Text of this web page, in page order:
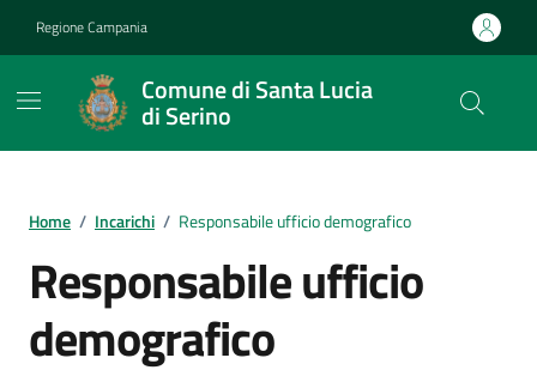
Regione Campania
Comune di Santa Lucia
di Serino
Home / Incarichi / Responsabile ufficio demografico
Responsabile ufficio
demografico